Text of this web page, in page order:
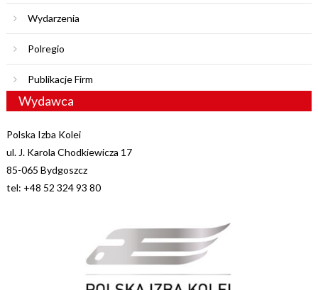
Wydarzenia
Polregio
Publikacje Firm
Wydawca
Polska Izba Kolei
ul. J. Karola Chodkiewicza 17
85-065 Bydgoszcz
tel: +48 52 324 93 80